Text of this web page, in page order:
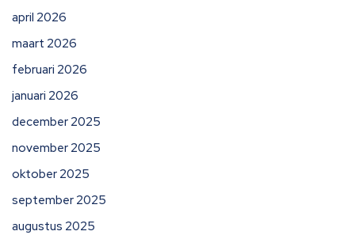
april 2026
maart 2026
februari 2026
januari 2026
december 2025
november 2025
oktober 2025
september 2025
augustus 2025